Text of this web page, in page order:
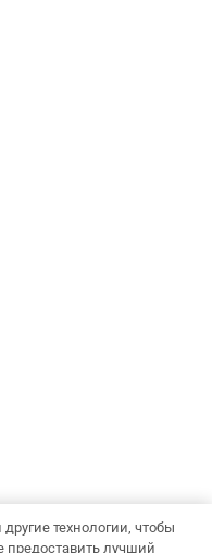
Тема News Report от
технологии, чтобы
предоставить лучший